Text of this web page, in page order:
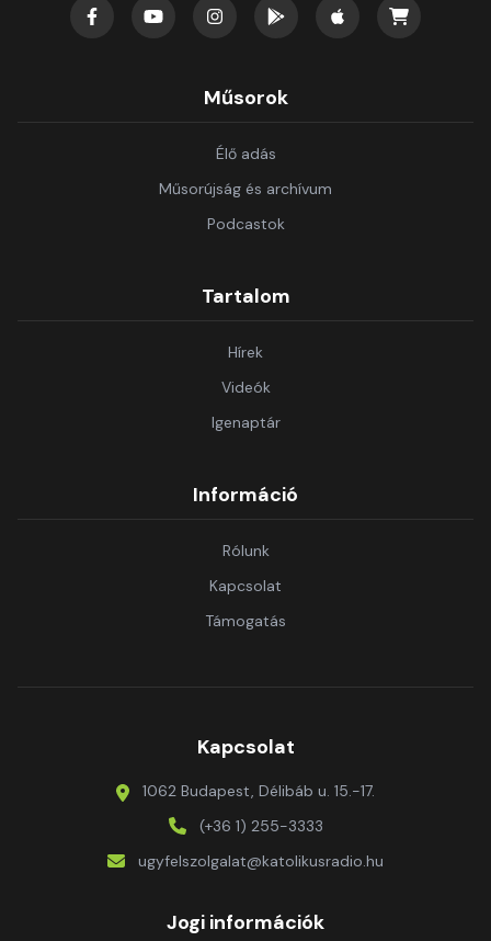
Műsorok
Élő adás
Műsorújság és archívum
Podcastok
Tartalom
Hírek
Videók
Igenaptár
Információ
Rólunk
Kapcsolat
Támogatás
Kapcsolat
1062 Budapest, Délibáb u. 15.-17.
(+36 1) 255-3333
ugyfelszolgalat@katolikusradio.hu
Jogi információk